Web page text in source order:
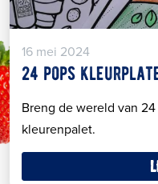
16 mei 2024
24 pops
Breng de wereld van
kleurenpalet.